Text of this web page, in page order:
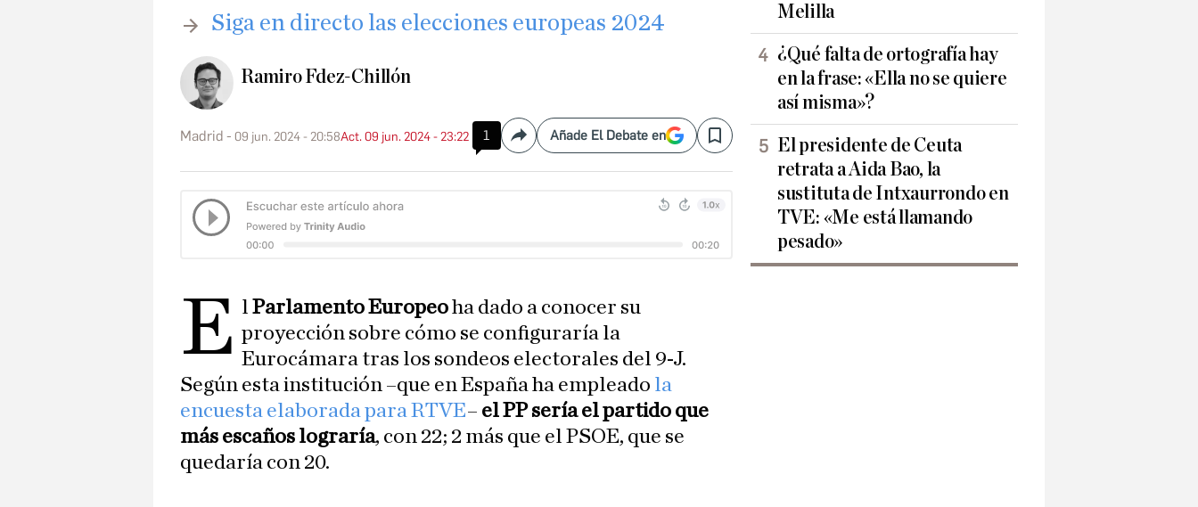
Siga en directo las elecciones europeas 2024
Ramiro Fdez-Chillón
Madrid 09 jun. 2024 - 20:58Act. 09 jun. 2024 - 23:22 1 CompartirAñade El Debate en Save
E lParlamento Europeoha dado a conocer su
proyección sobre cómo se configuraría la
Eurocámara tras los sondeos electorales del 9-J.
Según esta institución –que en España ha empleado la
encuesta elaborada para RTVE– el PP sería el partido que
más escaños lograría, con 22; 2 más que el PSOE, que se
quedaría con 20.
Melilla
¿Qué falta de ortografía hay
en la frase: «Ella no se quiere
así misma»?
El presidente de Ceuta
retrata a Aida Bao, la
sustituta de Intxaurrondo en
TVE: «Me está llamando
pesado»